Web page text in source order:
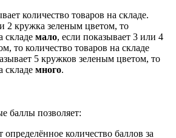
количество товаров на складе.
2 кружка зеленым цветом, то
складе мало, если показывает 3 или 4
то количество товаров на складе
5 кружков зеленым цветом, то
складе много.
баллы позволяет:
определённое количество баллов за